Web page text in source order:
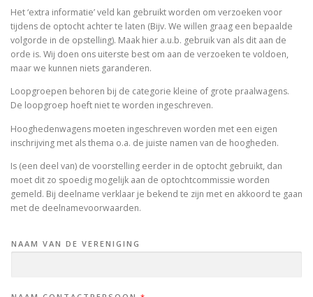
C.V. DE GAFFEL AÖSKES CARNAVALSMAGAZINE 2026
Het ‘extra informatie’ veld kan gebruikt worden om verzoeken voor
tijdens de optocht achter te laten (Bijv. We willen graag een bepaalde
volgorde in de opstelling). Maak hier a.u.b. gebruik van als dit aan de
orde is. Wij doen ons uiterste best om aan de verzoeken te voldoen,
maar we kunnen niets garanderen.
Loopgroepen behoren bij de categorie kleine of grote praalwagens.
De loopgroep hoeft niet te worden ingeschreven.
Hooghedenwagens moeten ingeschreven worden met een eigen
inschrijving met als thema o.a. de juiste namen van de hoogheden.
Is (een deel van) de voorstelling eerder in de optocht gebruikt, dan
moet dit zo spoedig mogelijk aan de optochtcommissie worden
gemeld. Bij deelname verklaar je bekend te zijn met en akkoord te gaan
met de deelnamevoorwaarden.
NAAM VAN DE VERENIGING